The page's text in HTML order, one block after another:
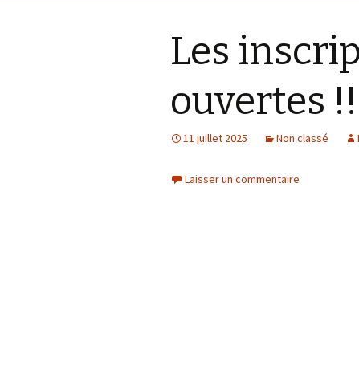
Les
ouvertes !!
11 juillet 2025 Non classé
Laisser un commentaire